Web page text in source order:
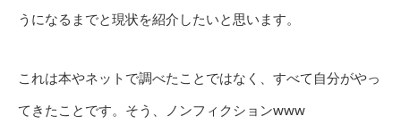
うになるまでと現状を紹介したいと思います。
これは本やネットで調べたことではなく、すべて自分がやっ
てきたことです。そう、ノンフィクションwww